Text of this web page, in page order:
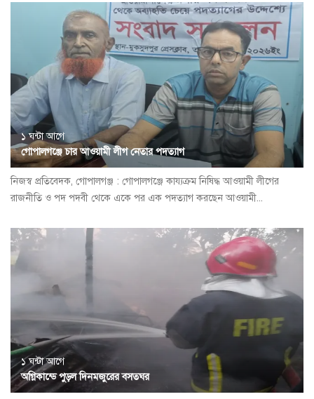
১ ঘন্টা আগে
গোপালগঞ্জে চার আওয়ামী লীগ নেতার পদত্যাগ
নিজস্ব প্রতিবেদক, গোপালগঞ্জ : গোপালগঞ্জে কায্যক্রম নিষিদ্ধ আওয়ামী লীগের
রাজনীতি ও পদ পদবী থেকে একে পর এক পদত্যাগ করছেন আওয়ামী...
১ ঘন্টা আগে
অগ্নিকান্ডে পুড়ল দিনমজুরের বসতঘর